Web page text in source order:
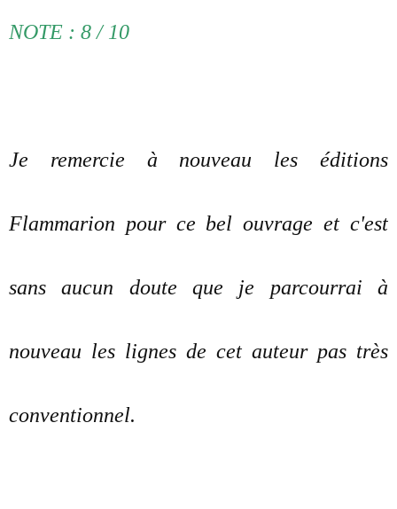
NOTE : 8 / 10
Je remercie à nouveau les éditions
Flammarion pour ce bel ouvrage et c'est
sans aucun doute que je parcourrai à
nouveau les lignes de cet auteur pas très
conventionnel.